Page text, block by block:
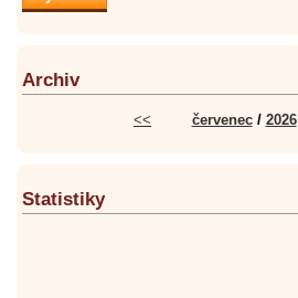
Archiv
<< červenec/ 2026
Statistiky